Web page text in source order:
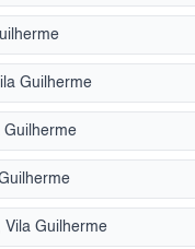
Guilherme
Guilherme
Vila Guilherme